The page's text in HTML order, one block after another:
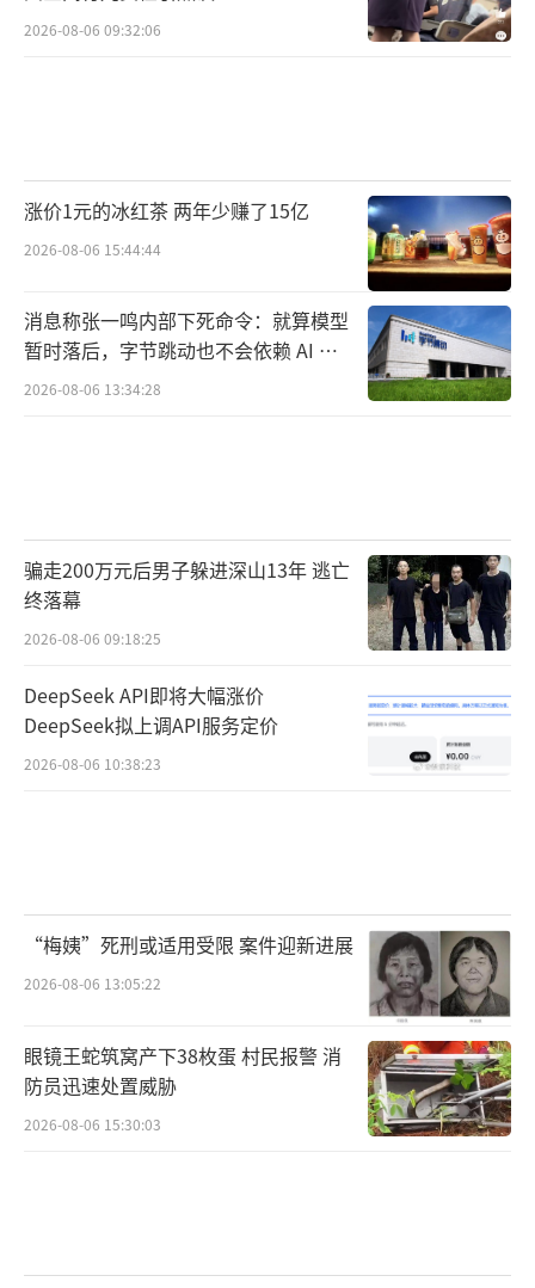
2026-08-06 09:32:06
涨价1元的冰红茶 两年少赚了15亿
2026-08-06 15:44:44
消息称张一鸣内部下死命令：就算模型
暂时落后，字节跳动也不会依赖 AI 蒸
馏技术
2026-08-06 13:34:28
骗走200万元后男子躲进深山13年 逃亡
终落幕
2026-08-06 09:18:25
DeepSeek API即将大幅涨价
DeepSeek拟上调API服务定价
2026-08-06 10:38:23
“梅姨”死刑或适用受限 案件迎新进展
2026-08-06 13:05:22
眼镜王蛇筑窝产下38枚蛋 村民报警 消
防员迅速处置威胁
2026-08-06 15:30:03